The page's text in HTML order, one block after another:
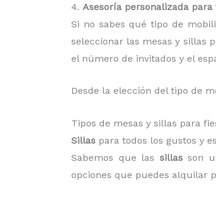
4. Asesoría personalizada
Si no sabes qué tipo de
seleccionar las mesas y sillas
el número de invitados y el
Desde la elección del tipo de
Tipos de mesas y sillas para
Sillas para todos los gustos y
Sabemos que las sillasson
opciones que puedes alquilar